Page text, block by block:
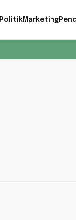
PolitikMarketing
Ingin